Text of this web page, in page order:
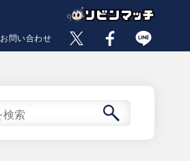
お問い合わせ